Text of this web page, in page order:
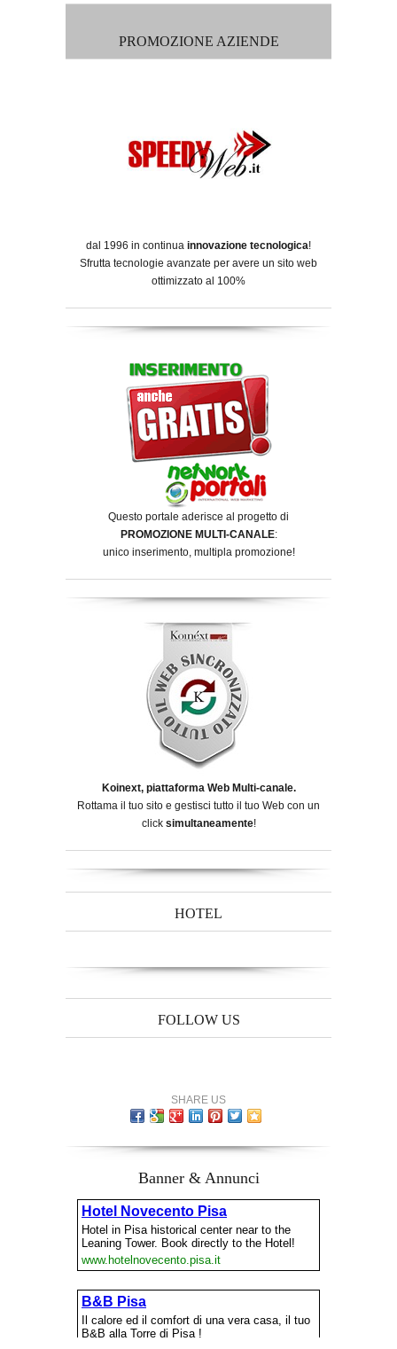
PROMOZIONE AZIENDE
dal 1996 in continua innovazione tecnologica!
Sfrutta tecnologie avanzate per avere un sito web
ottimizzato al 100%
Questo portale aderisce al progetto di
PROMOZIONE MULTI-CANALE:
unico inserimento, multipla promozione!
Koinext, piattaforma Web Multi-canale.
Rottama il tuo sito e gestisci tutto il tuo Web con un
click simultaneamente!
HOTEL
FOLLOW US
SHARE US
Banner & Annunci